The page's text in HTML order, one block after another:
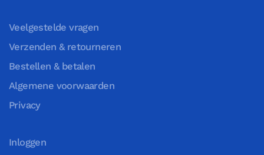
Veelgestelde vragen
Verzenden & retourneren
Bestellen & betalen
Algemene voorwaarden
Privacy
Inloggen